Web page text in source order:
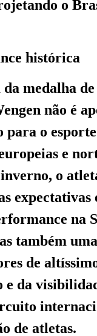
o
histórica
da medalha
não é
para o
e
inverno, o
na
também
de
e da
de atletas.